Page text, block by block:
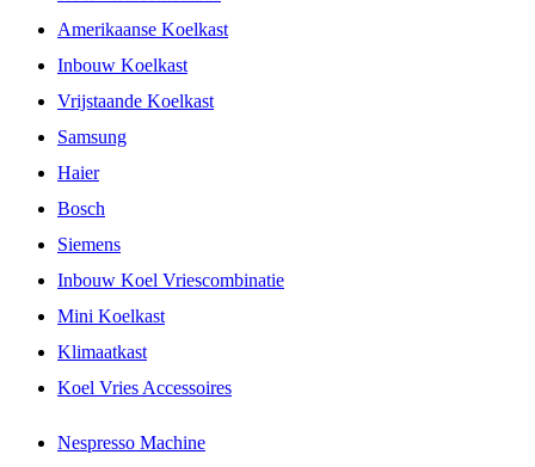
Amerikaanse Koelkast
Inbouw Koelkast
Vrijstaande Koelkast
Samsung
Haier
Bosch
Siemens
Inbouw Koel Vriescombinatie
Mini Koelkast
Klimaatkast
Koel Vries Accessoires
Nespresso Machine